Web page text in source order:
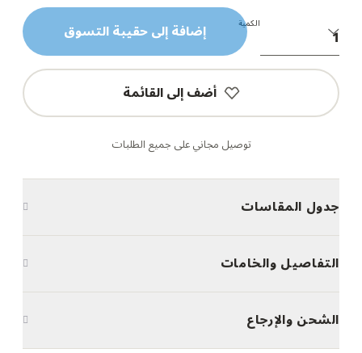
الكمية إضافة إلى حقيبة التسوق
أضف إلى القائمة
توصيل مجاني على جميع الطلبات
جدول المقاسات
التفاصيل والخامات
الشحن والإرجاع